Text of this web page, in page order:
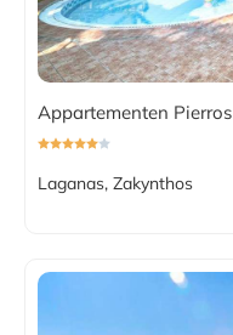
Appartementen Pierros
Laganas, Zakynthos